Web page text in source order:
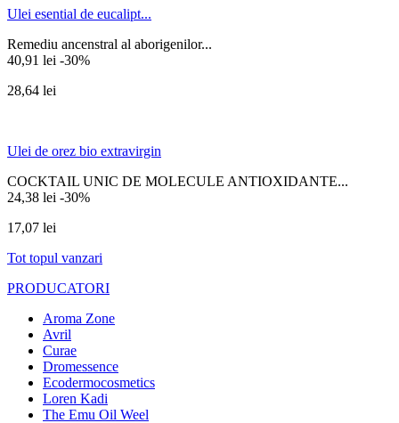
Ulei esential de eucalipt...
Remediu ancenstral al aborigenilor...
40,91 lei -30%
28,64 lei
Ulei de orez bio extravirgin
COCKTAIL UNIC DE MOLECULE ANTIOXIDANTE...
24,38 lei -30%
17,07 lei
Tot topul vanzari
PRODUCATORI
Aroma Zone
Avril
Curae
Dromessence
Ecodermocosmetics
Loren Kadi
The Emu Oil Weel